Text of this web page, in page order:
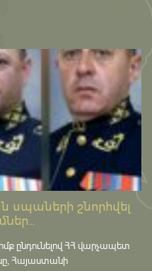
շնորհվել
ընդունելով ՀՀ վարչապետ
Հայաստանի